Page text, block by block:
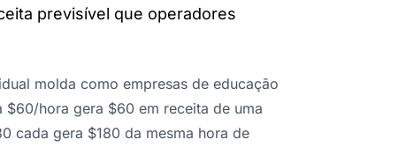
previsível que operadores
molda como empresas de educação
$60/hora gera $60 em receita de uma
cada gera $180 da mesma hora de